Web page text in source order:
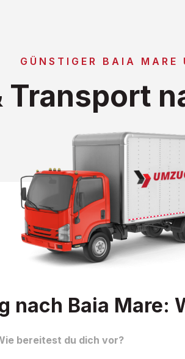
GÜNSTIGER BAIA MARE
Transport
nach Baia Mare:
bereitest du dich vor?